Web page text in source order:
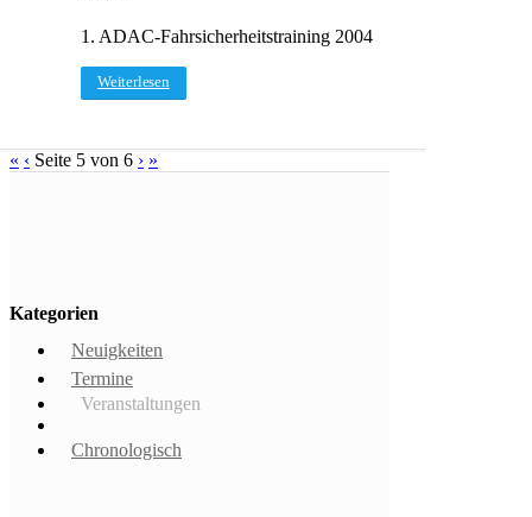
1. ADAC-Fahrsicherheitstraining 2004
Weiterlesen
« ‹ Seite 5 von 6 › »
Kategorien
Neuigkeiten
Termine
Veranstaltungen
Chronologisch